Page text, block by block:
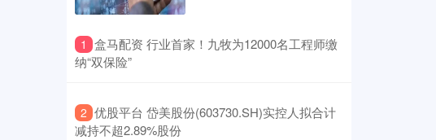
1 ​盒马配资 行业首家！九牧为12000名工程师缴
纳“双保险”
2 ​优股平台 岱美股份(603730.SH)实控人拟合计
减持不超2.89%股份